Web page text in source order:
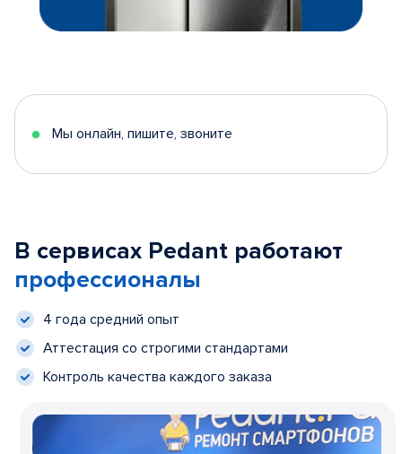
Мы онлайн, пишите, звоните
В сервисах Pedant работают
профессионалы
4 года средний опыт
Аттестация со строгими стандартами
Контроль качества каждого заказа